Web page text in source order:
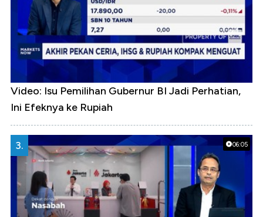
Video: Isu Pemilihan Gubernur BI Jadi Perhatian,
Ini Efeknya ke Rupiah
06:05
3.